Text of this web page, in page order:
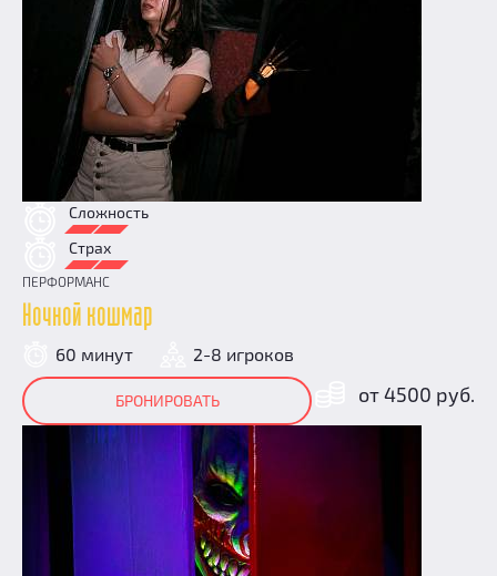
Сложность
Страх
ПЕРФОРМАНС
Ночной кошмар
60 минут 2-8 игроков
от 4500 руб.
БРОНИРОВАТЬ